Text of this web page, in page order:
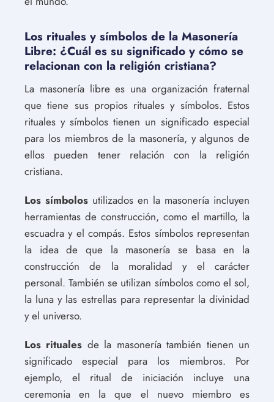
Los rituales y símbolos de la Masonería
Libre: ¿Cuál es su significado y cómo se
relacionan con la religión cristiana?
La masonería libre es una organización fraternal
que tiene sus propios rituales y símbolos. Estos
rituales y símbolos tienen un significado especial
para los miembros de la masonería, y algunos de
ellos pueden tener relación con la religión
cristiana.
Los símbolos utilizados en la masonería incluyen
herramientas de construcción, como el martillo, la
escuadra y el compás. Estos símbolos representan
la idea de que la masonería se basa en la
construcción de la moralidad y el carácter
personal. También se utilizan símbolos como el sol,
la luna y las estrellas para representar la divinidad
y el universo.
Los rituales de la masonería también tienen un
significado especial para los miembros. Por
ejemplo, el ritual de iniciación incluye una
ceremonia en la que el nuevo miembro es